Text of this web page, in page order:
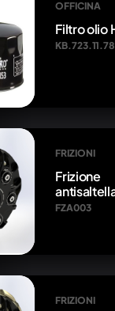
OFFICINA
Filtro olio
KB.723.11.78
FRIZIONI
Frizione
FZA003
FRIZIONI